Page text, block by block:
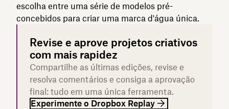
escolha entre uma série de modelos pré-
concebidos para criar uma marca d'água única.
Revise e aprove projetos criativos
com mais rapidez
Compartilhe as últimas edições, revise e
resolva comentários e consiga a aprovação
final: tudo em uma única ferramenta.
Experimente o Dropbox Replay